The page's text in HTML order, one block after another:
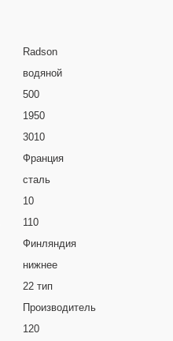
Radson
водяной
500
1950
3010
Франция
сталь
10
110
Финляндия
нижнее
22 тип
Производитель
120